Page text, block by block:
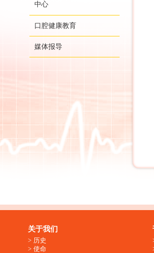
中心
口腔健康教育
媒体报导
关于我们
历史
使命